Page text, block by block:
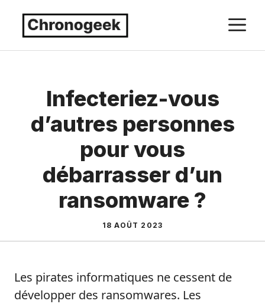
Infecteriez-vous
d’autres personnes
pour vous
débarrasser d’un
ransomware ?
18 AOÛT 2023
Les pirates informatiques ne cessent de
développer des ransomwares. Les